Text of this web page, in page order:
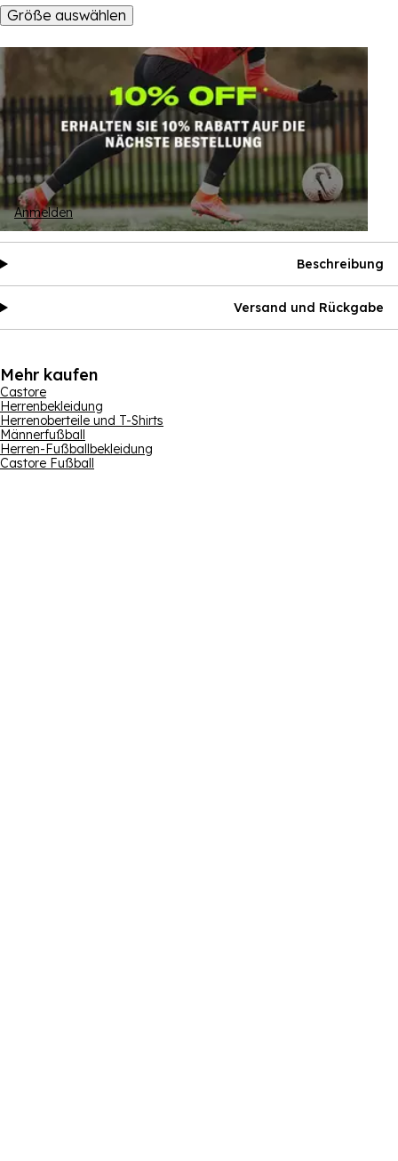
Größe auswählen
Anmelden
Beschreibung
Versand und Rückgabe
Mehr kaufen
Castore
Herrenbekleidung
Herrenoberteile und T-Shirts
Männerfußball
Herren-Fußballbekleidung
Castore Fußball